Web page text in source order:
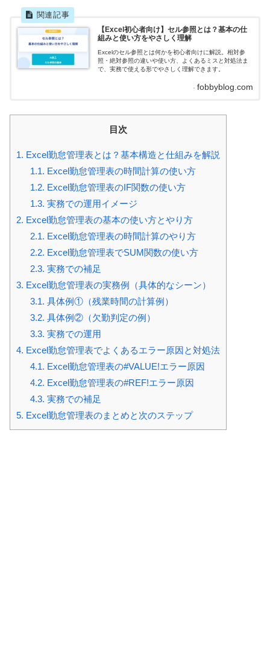
【Excel初心者向け】セル参照とは？基本の仕
組みと使い方をやさしく理解
Excelのセル参照とは何かを初心者向けに解説。相対参
照・絶対参照の違いや使い方、よくあるミスと対処法ま
で、実務で使える形でやさしく理解できます。
fobbyblog.com
目次
1. Excel勤怠管理表とは？基本構造と仕組みを解説
1.1. Excel勤怠管理表の時間計算の使い方
1.2. Excel勤怠管理表のIF関数の使い方
1.3. 実務での運用イメージ
2. Excel勤怠管理表の基本の使い方とやり方
2.1. Excel勤怠管理表の時間計算のやり方
2.2. Excel勤怠管理表でSUM関数の使い方
2.3. 実務での補足
3. Excel勤怠管理表の実務例（具体的なシーン）
3.1. 具体例①（残業時間の計算例）
3.2. 具体例②（欠勤判定の例）
3.3. 実務での運用
4. Excel勤怠管理表でよくあるエラー原因と対処法
4.1. Excel勤怠管理表の#VALUE!エラー原因
4.2. Excel勤怠管理表の#REF!エラー原因
4.3. 実務での補足
5. Excel勤怠管理表のまとめと次のステップ